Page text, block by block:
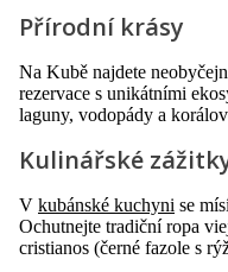
Přírodní krásy
Na Kubě najdete
rezervace s unikátními
laguny, vodopády a
Kulinářské
V kubánské kuchyni se
Ochutnejte tradiční ropa
cristianos (černé fazole s